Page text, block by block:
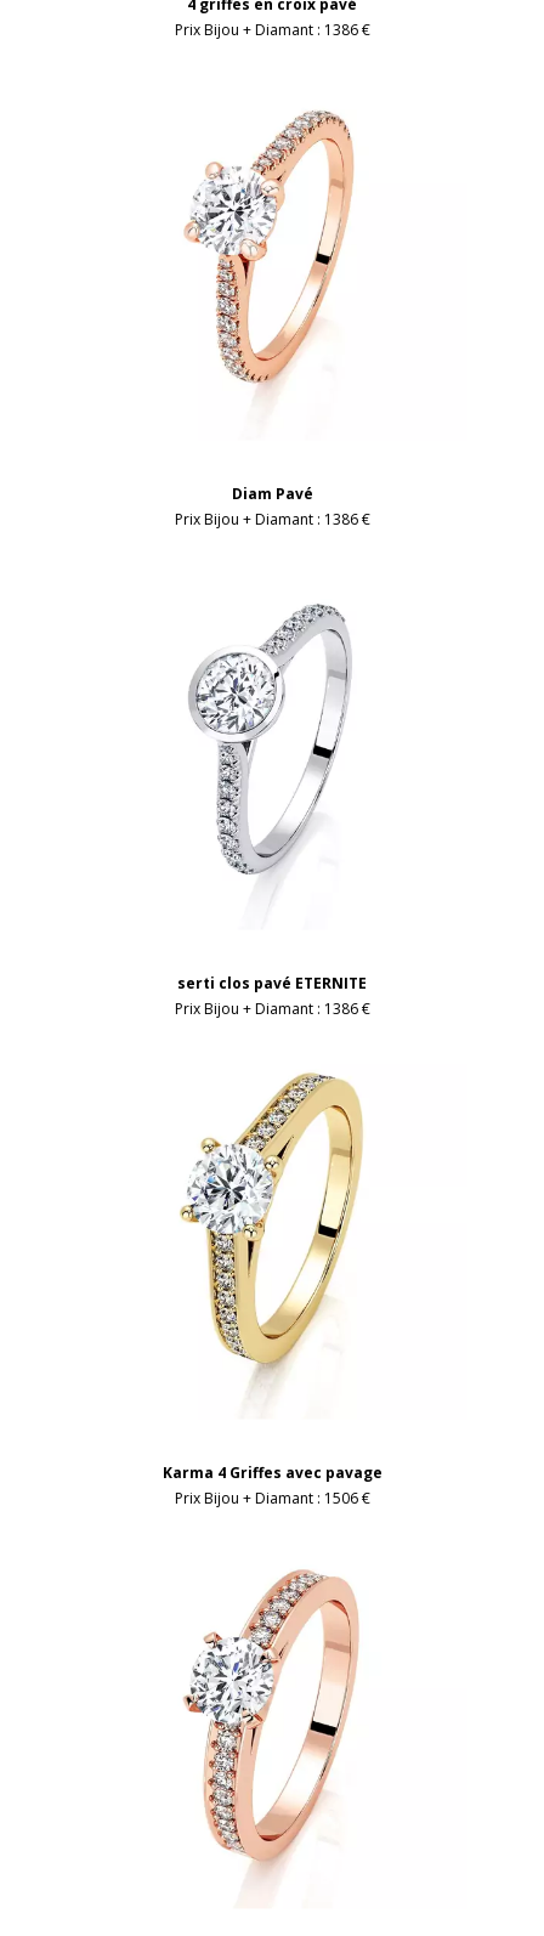
Prix Bijou + Diamant : 1386 €
Diam Pavé
Prix Bijou + Diamant : 1386 €
serti clos pavé ETERNITE
Prix Bijou + Diamant : 1386 €
Karma 4 Griffes avec pavage
Prix Bijou + Diamant : 1506 €